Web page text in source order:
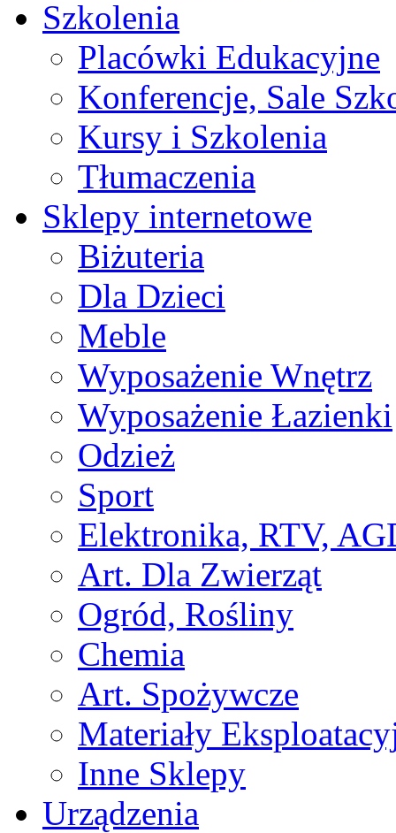
Szkolenia
Placówki Edukacyjne
Konferencje, Sale
Kursy i Szkolenia
Tłumaczenia
Sklepy internetowe
Biżuteria
Dla Dzieci
Meble
Wyposażenie Wnętrz
Wyposażenie Łazienki
Odzież
Sport
Elektronika, RTV,
Art. Dla Zwierząt
Ogród, Rośliny
Chemia
Art. Spożywcze
Materiały
Inne Sklepy
Urządzenia